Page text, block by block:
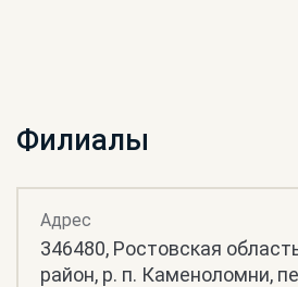
Филиалы
Адрес
346480, Ростовская
район, р. п. Каменоломни,